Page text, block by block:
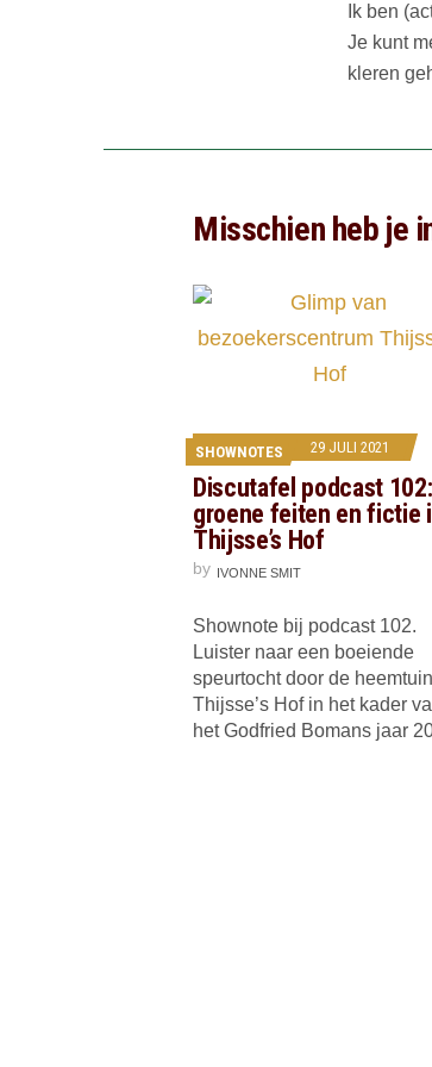
Ik ben
Je kunt
kleren
Misschien heb je
SHOWNOTES 29 JULI 2021
Discutafel podcast 102:
groene feiten en fictie
Thijsse’s Hof
by IVONNE SMIT
Shownote bij podcast 102.
Luister naar een boeiende
speurtocht door de heemtuin
Thijsse’s Hof in het kader
het Godfried Bomans jaar